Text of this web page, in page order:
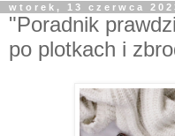
wtorek, 13 czerwca
"Poradnik
po plotkach i